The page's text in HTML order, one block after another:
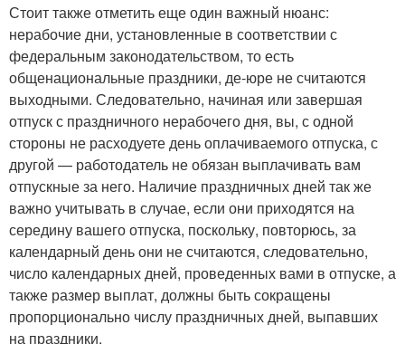
Стоит также отметить еще один важный нюанс:
нерабочие дни, установленные в соответствии с
федеральным законодательством, то есть
общенациональные праздники, де-юре не считаются
выходными. Следовательно, начиная или завершая
отпуск с праздничного нерабочего дня, вы, с одной
стороны не расходуете день оплачиваемого отпуска, с
другой — работодатель не обязан выплачивать вам
отпускные за него. Наличие праздничных дней так же
важно учитывать в случае, если они приходятся на
середину вашего отпуска, поскольку, повторюсь, за
календарный день они не считаются, следовательно,
число календарных дней, проведенных вами в отпуске, а
также размер выплат, должны быть сокращены
пропорционально числу праздничных дней, выпавших
на праздники.